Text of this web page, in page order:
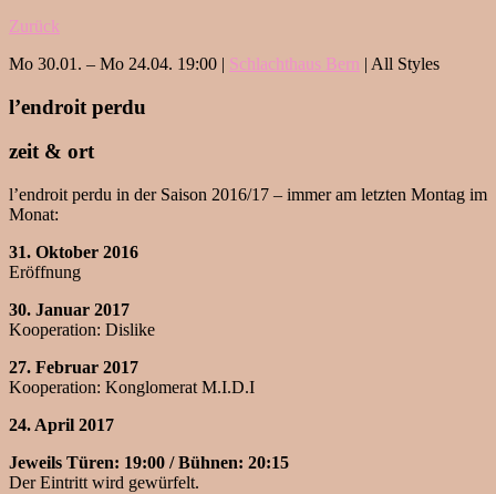
Zurück
Mo 30.01. – Mo 24.04. 19:00 | Schlachthaus Bern | All Styles
l’endroit perdu
zeit & ort
l’endroit perdu in der Saison 2016/17 – immer am letzten Montag im
Monat:
31. Oktober 2016
Eröffnung
30. Januar 2017
Kooperation: Dislike
27. Februar 2017
Kooperation: Konglomerat M.I.D.I
24. April 2017
Jeweils Türen: 19:00 / Bühnen: 20:15
Der Eintritt wird gewürfelt.